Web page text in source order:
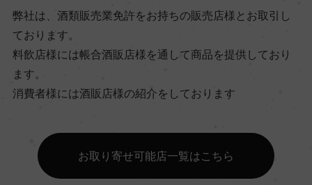
12.5％
飲み頃温度
10℃
ビオ情報・認証機関
ビオロジック, SHC
弊社は、酒類販売業免許をお持ちの販売店様とお取引し
ております。
料飲店様には帳合酒販店様を通して商品を提供しており
ます。
消費者様には酒販店様の紹介をしております
お取り寄せ可能店一覧はこちら